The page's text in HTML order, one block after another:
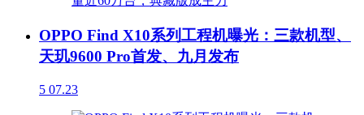
OPPO Find X10系列工程机曝光：三款机型、
天玑9600 Pro首发、九月发布
5 07.23